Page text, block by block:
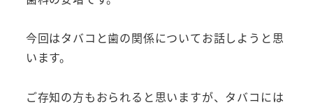
今回はタバコと歯の関係についてお話しようと思
います。
ご存知の方もおられると思いますが、タバコには